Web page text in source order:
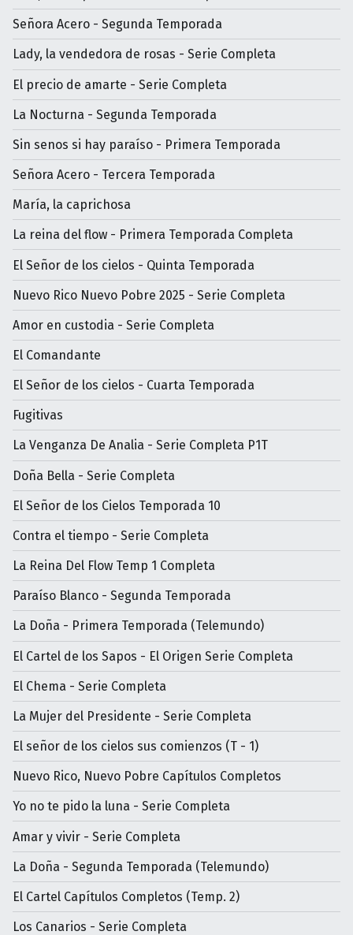
Señora Acero - Segunda Temporada
Lady, la vendedora de rosas - Serie Completa
El precio de amarte - Serie Completa
La Nocturna - Segunda Temporada
Sin senos si hay paraíso - Primera Temporada
Señora Acero - Tercera Temporada
María, la caprichosa
La reina del flow - Primera Temporada Completa
El Señor de los cielos - Quinta Temporada
Nuevo Rico Nuevo Pobre 2025 - Serie Completa
Amor en custodia - Serie Completa
El Comandante
El Señor de los cielos - Cuarta Temporada
Fugitivas
La Venganza De Analia - Serie Completa P1T
Doña Bella - Serie Completa
El Señor de los Cielos Temporada 10
Contra el tiempo - Serie Completa
La Reina Del Flow Temp 1 Completa
Paraíso Blanco - Segunda Temporada
La Doña - Primera Temporada (Telemundo)
El Cartel de los Sapos - El Origen Serie Completa
El Chema - Serie Completa
La Mujer del Presidente - Serie Completa
El señor de los cielos sus comienzos (T - 1)
Nuevo Rico, Nuevo Pobre Capítulos Completos
Yo no te pido la luna - Serie Completa
Amar y vivir - Serie Completa
La Doña - Segunda Temporada (Telemundo)
El Cartel Capítulos Completos (Temp. 2)
Los Canarios - Serie Completa